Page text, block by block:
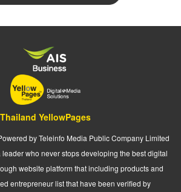
Thailand YellowPages
by Teleinfo Media Public Company Limited
leader who never stops developing the best digital
website platform that including products and
entrepreneur list that have been verified by